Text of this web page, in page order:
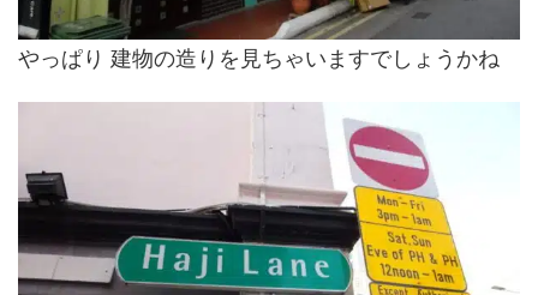
やっぱり 建物の造りを見ちゃいますでしょうかね